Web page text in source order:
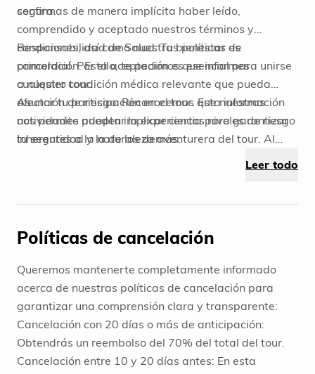
segura.
confirmas de manera implícita haber leído,
comprendido y aceptado nuestros términos y
condiciones, así como nuestras políticas de
cancelación. Esta aceptación es esencial para unirse
a nuestro tour.
Responsabilidad de Salud: Tu bienestar es
primordial. Por ello, te pedimos que informes
cualquier condición médica relevante que pueda
afectar tu participación en el tour. Esta información
nos permite adaptar la experiencia para garantizar
tu seguridad y la de los demás.
Asunción de riesgo: Reconocemos que nuestras
actividades pueden implicar ciertos niveles de riesgo
inherentes a la naturaleza aventurera del tour. Al
voluntaria asumir esos riesgos. En la medida
relacionados con dichos riesgos. Estamos
comprometidos a proporcionar una experiencia
memorable y segura. Estos términos y condiciones se
diseñan para garantizar un viaje sin preocupaciones.
Si tienes alguna pregunta, no dudes en contactarnos.
¡Esperamos que disfrutes al máximo de tu
aventura con nosotros!
Leer todo
Políticas de cancelación
Queremos mantenerte completamente informado
acerca de nuestras políticas de cancelación para
garantizar una comprensión clara y transparente:
Cancelación con 20 días o más de anticipación:
Obtendrás un reembolso del 70% del total del tour.
Cancelación entre 10 y 20 días antes: En esta